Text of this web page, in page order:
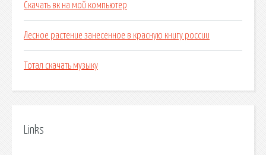
Скачать вк на мой компьютер
Лесное растение занесенное в красную книгу россии
Тотал скачать музыку
Links